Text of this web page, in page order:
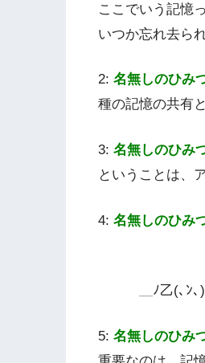
ここでいう記憶
いつか忘れ去ら
2: 名無しのひみ
種の記憶の共有
3: 名無しのひみ
ということは、
4: 名無しのひみ
＿ﾉ乙(､ﾝ､)＿
5: 名無しのひみ